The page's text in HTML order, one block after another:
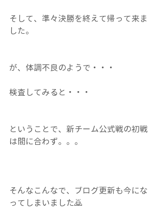
そして、準々決勝を終えて帰って来ま
した。
が、体調不良のようで・・・
検査してみると・・・
ということで、新チーム公式戦の初戦
は間に合わず。。。
そんなこんなで、ブログ更新も今にな
ってしまいました🙇